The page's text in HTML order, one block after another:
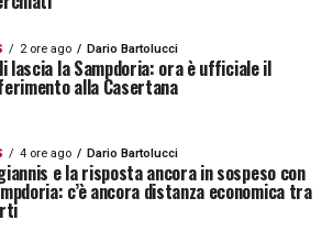
2 ore ago Dario Bartolucci
lascia la Sampdoria: ora è ufficiale il
alla Casertana
4 ore ago Dario Bartolucci
e la risposta ancora in sospeso con
c’è ancora distanza economica tra